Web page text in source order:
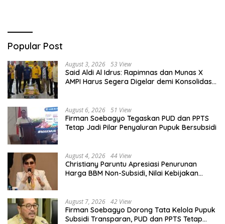
Popular Post
August 3, 2026 53 View
Said Aldi Al Idrus: Rapimnas dan Munas X
AMPI Harus Segera Digelar demi Konsolidasi
August 6, 2026 51 View
Firman Soebagyo Tegaskan PUD dan PPTS
Tetap Jadi Pilar Penyaluran Pupuk Bersubsidi
August 4, 2026 44 View
Christiany Paruntu Apresiasi Penurunan
Harga BBM Non-Subsidi, Nilai Kebijakan
August 7, 2026 42 View
Firman Soebagyo Dorong Tata Kelola Pupuk
Subsidi Transparan, PUD dan PPTS Tetap